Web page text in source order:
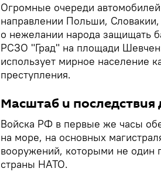
Огромные очереди
направлении Польши,
о нежелании народа защищать
РСЗО "Град" на площади
использует мирное население
преступления.
Масштаб и
Войска РФ в первые же часы
на море, на основных
вооружений, которыми не один
страны НАТО.